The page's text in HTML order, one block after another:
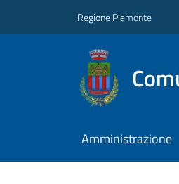
Regione Piemonte
Amministrazione